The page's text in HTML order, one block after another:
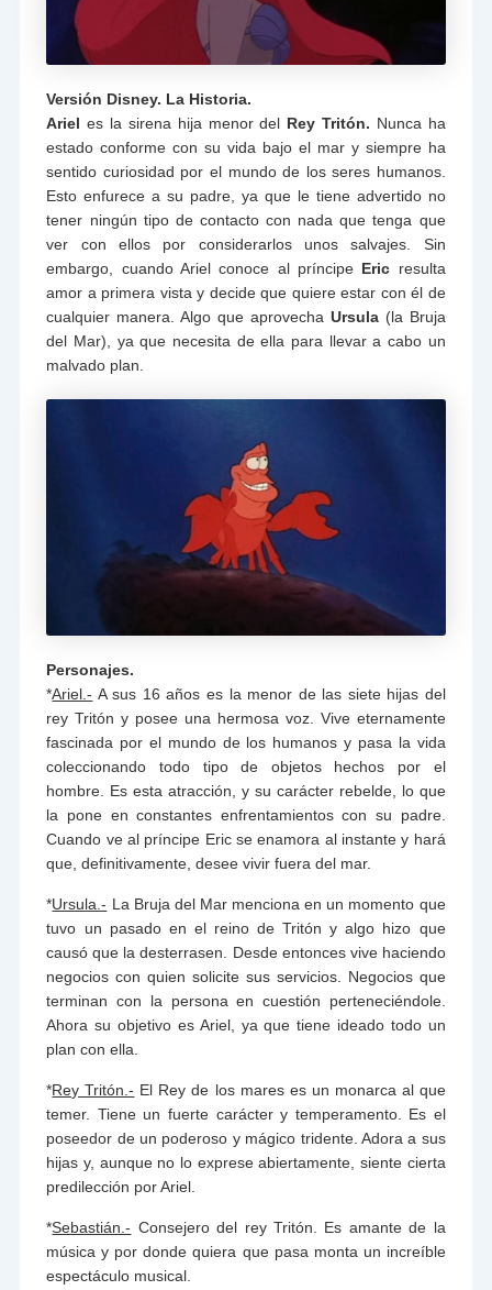
Versión Disney. La Historia.
Ariel es la sirena hija menor del Rey Tritón. Nunca ha
estado conforme con su vida bajo el mar y siempre ha
sentido curiosidad por el mundo de los seres humanos.
Esto enfurece a su padre, ya que le tiene advertido no
tener ningún tipo de contacto con nada que tenga que
ver con ellos por considerarlos unos salvajes. Sin
embargo, cuando Ariel conoce al príncipe Eric resulta
amor a primera vista y decide que quiere estar con él de
cualquier manera. Algo que aprovecha Ursula(la Bruja
del Mar), ya que necesita de ella para llevar a cabo un
malvado plan.
Personajes.
*Ariel.- A sus 16 años es la menor de las siete hijas del
rey Tritón y posee una hermosa voz. Vive eternamente
fascinada por el mundo de los humanos y pasa la vida
coleccionando todo tipo de objetos hechos por el
hombre. Es esta atracción, y su carácter rebelde, lo que
la pone en constantes enfrentamientos con su padre.
Cuando ve al príncipe Eric se enamora al instante y hará
que, definitivamente, desee vivir fuera del mar.
*Ursula.- La Bruja del Mar menciona en un momento que
tuvo un pasado en el reino de Tritón y algo hizo que
causó que la desterrasen. Desde entonces vive haciendo
negocios con quien solicite sus servicios. Negocios que
terminan con la persona en cuestión perteneciéndole.
Ahora su objetivo es Ariel, ya que tiene ideado todo un
plan con ella.
*Rey Tritón.- El Rey de los mares es un monarca al que
temer. Tiene un fuerte carácter y temperamento. Es el
poseedor de un poderoso y mágico tridente. Adora a sus
hijas y, aunque no lo exprese abiertamente, siente cierta
predilección por Ariel.
*Sebastián.- Consejero del rey Tritón. Es amante de la
música y por donde quiera que pasa monta un increíble
espectáculo musical.